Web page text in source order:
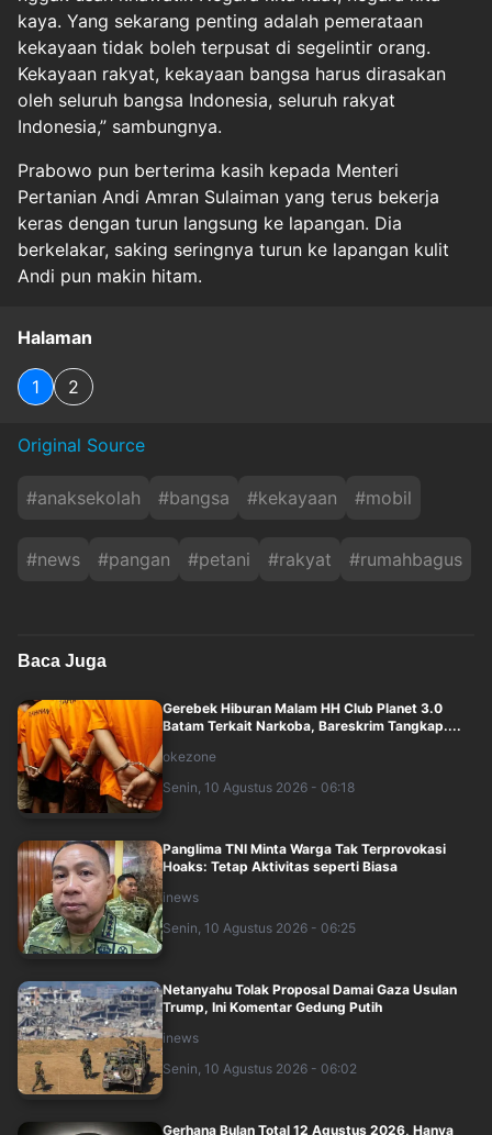
kaya. Yang sekarang penting adalah pemerataan
kekayaan tidak boleh terpusat di segelintir orang.
Kekayaan rakyat, kekayaan bangsa harus dirasakan
oleh seluruh bangsa Indonesia, seluruh rakyat
Indonesia,” sambungnya.
Prabowo pun berterima kasih kepada Menteri
Pertanian Andi Amran Sulaiman yang terus bekerja
keras dengan turun langsung ke lapangan. Dia
berkelakar, saking seringnya turun ke lapangan kulit
Andi pun makin hitam.
Halaman
1 2
Original Source
#anaksekolah #bangsa #kekayaan #mobil
#news #pangan #petani #rakyat #rumahbagus
Baca Juga
Gerebek Hiburan Malam HH Club Planet 3.0
Batam Terkait Narkoba, Bareskrim Tangkap....
okezone
Senin, 10 Agustus 2026 - 06:18
Panglima TNI Minta Warga Tak Terprovokasi
Hoaks: Tetap Aktivitas seperti Biasa
inews
Senin, 10 Agustus 2026 - 06:25
Netanyahu Tolak Proposal Damai Gaza Usulan
Trump, Ini Komentar Gedung Putih
inews
Senin, 10 Agustus 2026 - 06:02
Gerhana Bulan Total 12 Agustus 2026, Hanya